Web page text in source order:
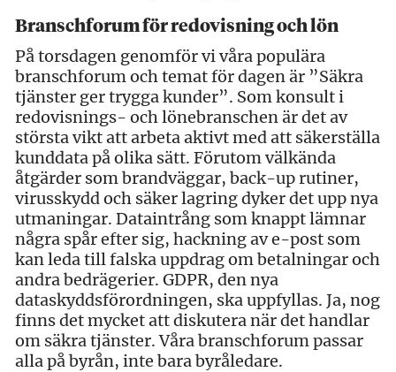
Branschforum för redovisning och lön
På torsdagen genomför vi våra populära
branschforum och temat för dagen är ”Säkra
tjänster ger trygga kunder”. Som konsult i
redovisnings- och lönebranschen är det av
största vikt att arbeta aktivt med att säkerställa
kunddata på olika sätt. Förutom välkända
åtgärder som brandväggar, back-up rutiner,
virusskydd och säker lagring dyker det upp nya
utmaningar. Dataintrång som knappt lämnar
några spår efter sig, hackning av e-post som
kan leda till falska uppdrag om betalningar och
andra bedrägerier. GDPR, den nya
dataskyddsförordningen, ska uppfyllas. Ja, nog
finns det mycket att diskutera när det handlar
om säkra tjänster. Våra branschforum passar
alla på byrån, inte bara byråledare.